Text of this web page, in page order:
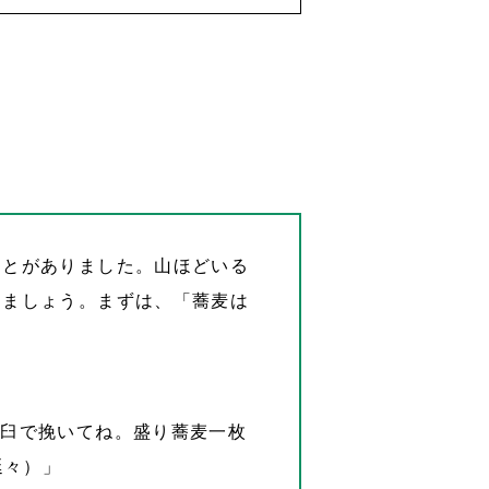
がありました。山ほどいる
しょう。まずは、「蕎麦は
で挽いてね。盛り蕎麦一枚
）」